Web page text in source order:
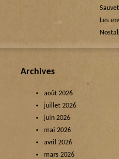
Les
Archives
août 2026
juillet 2026
juin 2026
mai 2026
avril 2026
mars 2026